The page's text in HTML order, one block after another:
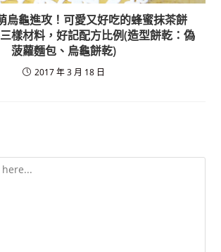
烏龜進攻！可愛又好吃的蜂蜜抹茶餅
樣材料，好記配方比例(造型餅乾：偽
菠蘿麵包、烏龜餅乾)
2017 年 3 月 18 日